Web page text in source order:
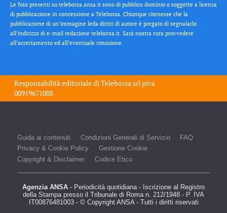
Le foto presenti su teleborsa.ansa.it sono di pubblico dominio o soggette a licenza
di pubblicazione in concessione a Teleborsa. Chiunque ritenesse che la
pubblicazione di un’immagine leda diritti di autore è pregato di segnalarlo
all’indirizzo di e-mail redazione teleborsa.it. Sarà nostra cura provvedere
all’accertamento ed all’eventuale rimozione.
Responsabilità editoriale diTeleborsa srlpiva
00919671008
Guida ai contenuti Condizioni Generali di Servizio
FAQ
Privacy & Cookie Policy
Gestione Cookie
Copyright & Disclaimer
Codice Etico
Agenzia ANSA - Periodicità quotidiana - Iscrizione al Registro
della Stampa presso il Tribunale di Roma n. 212/1948 - P. IVA
IT00876481003 - © Copyright ANSA - Tutti i diritti riservati